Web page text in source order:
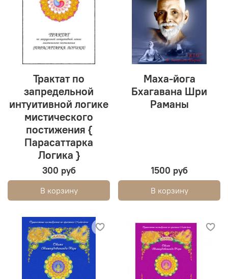
Трактат по
запредельной
интуитивной логике
мистического
постижения {
Парасаттарка
Логика }
300 руб
В корзину
Маха-йога
Бхагавана Шри
Раманы
1500 руб
В корзину